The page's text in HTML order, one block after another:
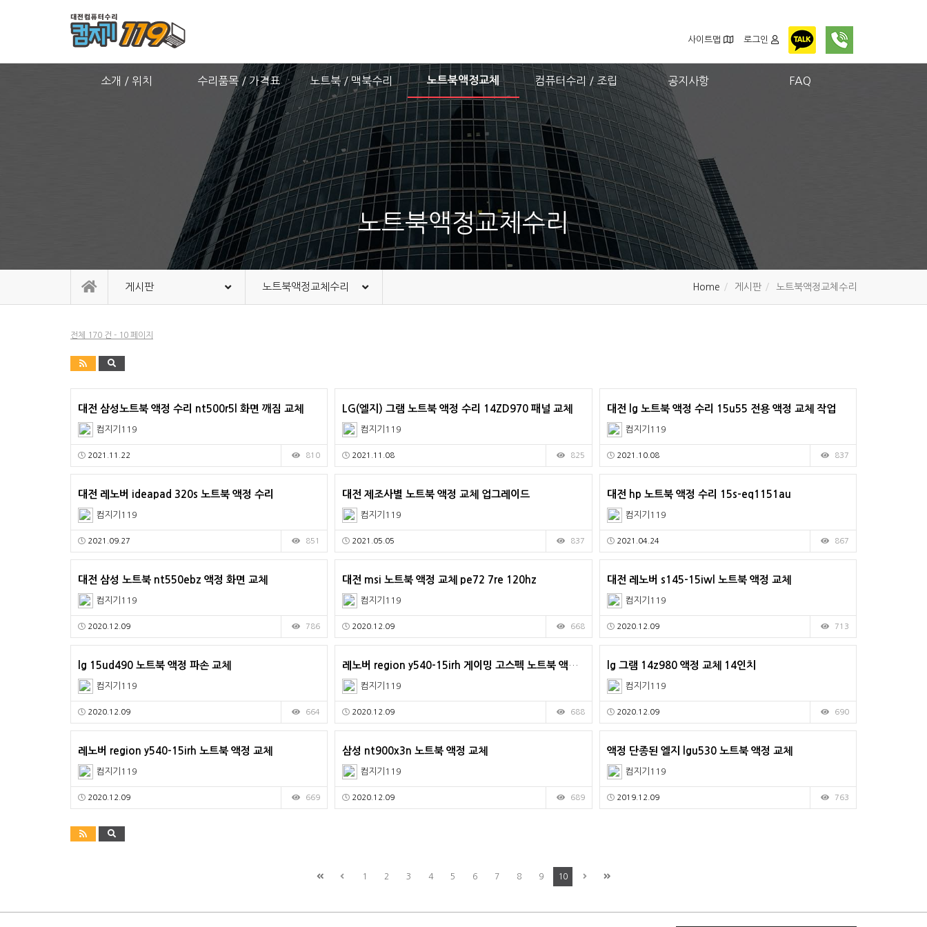
사이트맵 로그인
소개 / 위치 수리품목 / 가격표 노트북 / 맥북수리 노트북액정교체 컴퓨터수리 / 조립 공지사항 FAQ
노트북액정교체수리
게시판 노트북액정교체수리 Home 게시판 노트북액정교체수리
전체 170 건 - 10 페이지
대전 삼성노트북 액정 수리 nt500r5l 화면 깨짐 교체
컴지기119
2021.11.22 810
LG(엘지) 그램 노트북 액정 수리 14ZD970 패널 교체
컴지기119
2021.11.08 825
대전 lg 노트북 액정 수리 15u55 전용 액정 교체 작업
컴지기119
2021.10.08 837
대전 레노버 ideapad 320s 노트북 액정 수리
컴지기119
2021.09.27 851
대전 제조사별 노트북 액정 교체 업그레이드
컴지기119
2021.05.05 837
대전 hp 노트북 액정 수리 15s-eq1151au
컴지기119
2021.04.24 867
대전 삼성 노트북 nt550ebz 액정 화면 교체
컴지기119
2020.12.09 786
대전 msi 노트북 액정 교체 pe72 7re 120hz
컴지기119
2020.12.09 668
대전 레노버 s145-15iwl 노트북 액정 교체
컴지기119
2020.12.09 713
lg 15ud490 노트북 액정 파손 교체
컴지기119
2020.12.09 664
레노버 region y540-15irh 게이밍 고스펙 노트북 액정 수리
컴지기119
2020.12.09 688
lg 그램 14z980 액정 교체 14인치
컴지기119
2020.12.09 690
레노버 region y540-15irh 노트북 액정 교체
컴지기119
2020.12.09 669
삼성 nt900x3n 노트북 액정 교체
컴지기119
2020.12.09 689
액정 단종된 엘지 lgu530 노트북 액정 교체
컴지기119
2019.12.09 763
1 2 3 4 5 6 7 8 9 10